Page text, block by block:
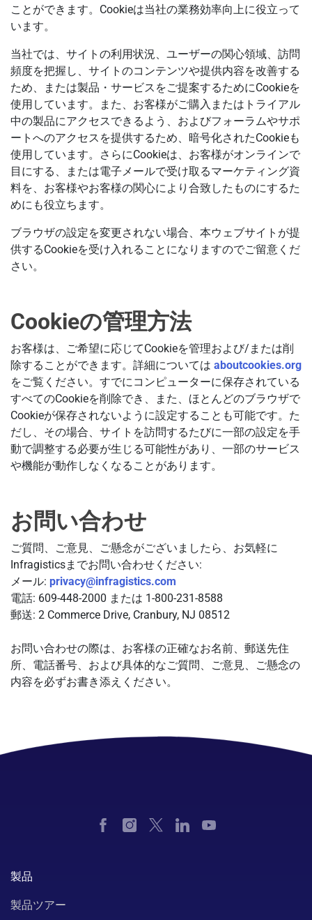
ことができます。Cookieは当社の業務効率向上に役立って
います。
当社では、サイトの利用状況、ユーザーの関心領域、訪問
頻度を把握し、サイトのコンテンツや提供内容を改善する
ため、または製品・サービスをご提案するためにCookieを
使用しています。また、お客様がご購入またはトライアル
中の製品にアクセスできるよう、およびフォーラムやサポ
ートへのアクセスを提供するため、暗号化されたCookieも
使用しています。さらにCookieは、お客様がオンラインで
目にする、または電子メールで受け取るマーケティング資
料を、お客様やお客様の関心により合致したものにするた
めにも役立ちます。
ブラウザの設定を変更されない場合、本ウェブサイトが提
供するCookieを受け入れることになりますのでご留意くだ
さい。
Cookieの管理方法
お客様は、ご希望に応じてCookieを管理および/または削
除することができます。詳細については aboutcookies.org
をご覧ください。すでにコンピューターに保存されている
すべてのCookieを削除でき、また、ほとんどのブラウザで
Cookieが保存されないように設定することも可能です。た
だし、その場合、サイトを訪問するたびに一部の設定を手
動で調整する必要が生じる可能性があり、一部のサービス
や機能が動作しなくなることがあります。
お問い合わせ
ご質問、ご意見、ご懸念がございましたら、お気軽に
Infragisticsまでお問い合わせください:
メール: privacy@infragistics.com
電話: 609-448-2000 または 1-800-231-8588
郵送: 2 Commerce Drive, Cranbury, NJ 08512
お問い合わせの際は、お客様の正確なお名前、郵送先住
所、電話番号、および具体的なご質問、ご意見、ご懸念の
内容を必ずお書き添えください。
製品
製品ツアー